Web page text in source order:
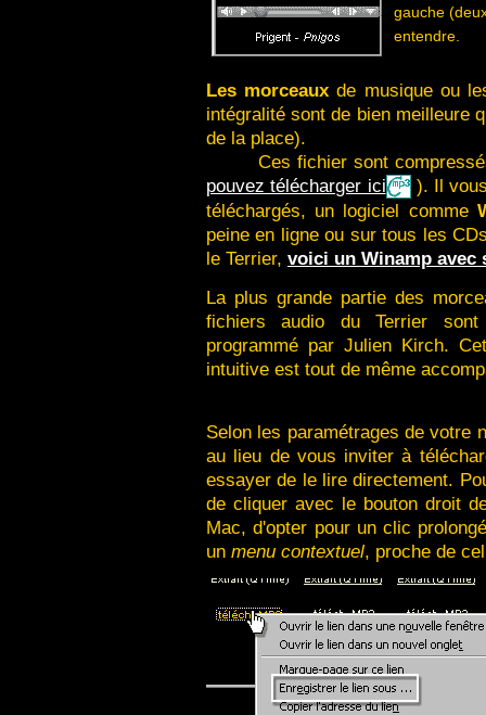
gauche
entendre.
Les morceaux de musique ou
intégralité sont de bien meilleure
de la place).
Ces fichier sont
pouvez télécharger ici
). Il
téléchargés, un logiciel comme
peine en ligne ou sur tous les
le Terrier, voici un Winamp avec
La plus grande partie des
fichiers audio du Terrier
programmé par Julien Kirch.
intuitive est tout de même
Selon les paramétrages de votre
au lieu de vous inviter à
essayer de le lire directement.
de cliquer avec le bouton droit
Mac, d'opter pour un clic
un menu contextuel, proche de